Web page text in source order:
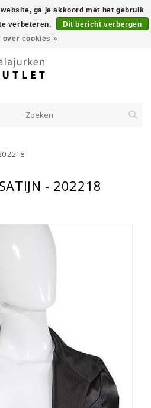
- 202218
ga je akkoord met het gebruik
verbeteren.
Dit bericht verbergen
over cookies »